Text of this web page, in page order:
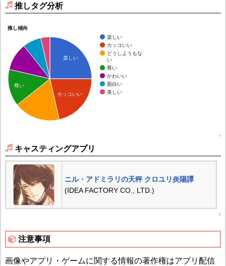
推しタグ分析
推し傾向
楽しい
カッコいい
どうしようもな
い
尊い
かわいい
面白い
美しい
楽しい
カッコいい
尊い
↑
キャスティングアプリ
ニル・アドミラリの天秤 クロユリ炎陽譚
(IDEA FACTORY CO., LTD.)
↑
注意事項
画像やアプリ・ゲームに関する情報の著作権はアプリ配信